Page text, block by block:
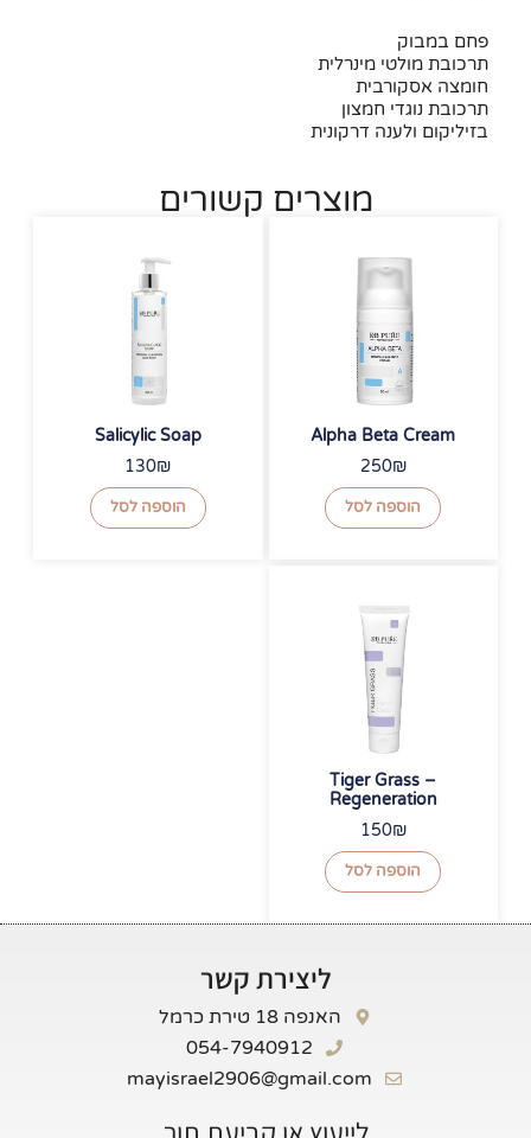
פחם במבוק
תרכובת מולטי מינרלית
חומצה אסקורבית
תרכובת נוגדי חמצון
בזיליקום ולענה דרקונית
מוצרים קשורים
Alpha Beta Cream
250₪
הוספה לסל
Salicylic Soap
130₪
הוספה לסל
Tiger Grass –
Regeneration
150₪
הוספה לסל
ליצירת קשר
האנפה 18 טירת כרמל
054-7940912
mayisrael2906@gmail.com